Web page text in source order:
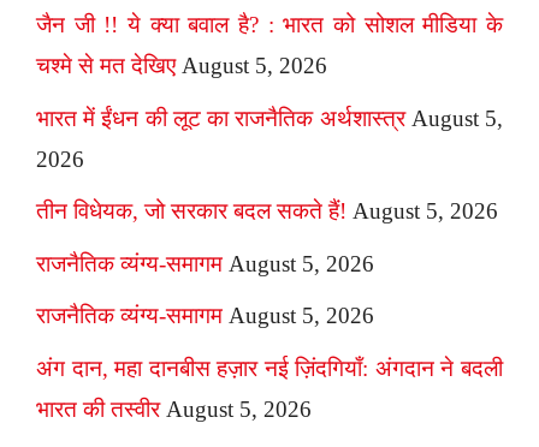
जैन जी !! ये क्या बवाल है? : भारत को सोशल मीडिया के
चश्मे से मत देखिए August 5, 2026
भारत में ईंधन की लूट का राजनैतिक अर्थशास्त्र August 5,
2026
तीन विधेयक, जो सरकार बदल सकते हैं! August 5, 2026
राजनैतिक व्यंग्य-समागम August 5, 2026
राजनैतिक व्यंग्य-समागम August 5, 2026
अंग दान, महा दानबीस हज़ार नई ज़िंदगियाँ: अंगदान ने बदली
भारत की तस्वीर August 5, 2026